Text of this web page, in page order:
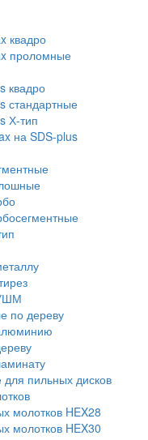
квадро
проломные
квадро
стандартные
Х-тип
на SDS-plus
по дереву
пильных дисков
молотков HEX28
молотков HEX30